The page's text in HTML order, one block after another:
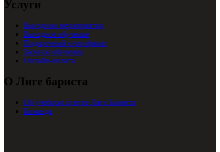
Услуги
Выездные мероприятия
Выездное обучение
Подарочный сертификат
Заочное обучение
Онлайн-оплата
О Лиге бариста
Об учебном центре Лиге Бариста
Команда